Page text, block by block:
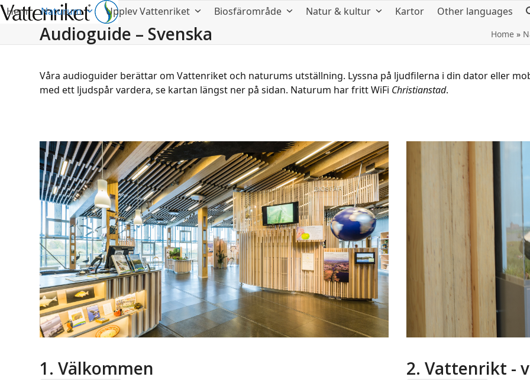
Hem Naturum Upplev Vattenriket Biosfärområde Natur & kultur Kartor Other languages
Audioguide – Svenska Home»
Våra audioguider berättar om Vattenriket och naturums utställning. Lyssna på ljudfilerna i din dator eller
med ett ljudspår vardera, se kartan längst ner på sidan. Naturum har fritt WiFi Christianstad.
1. Välkommen 2. Vattenrikt -